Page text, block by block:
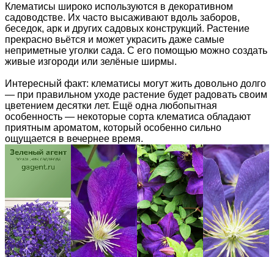
Клематисы широко используются в декоративном
садоводстве. Их часто высаживают вдоль заборов,
беседок, арк и других садовых конструкций. Растение
прекрасно вьётся и может украсить даже самые
неприметные уголки сада. С его помощью можно создать
живые изгороди или зелёные ширмы.
Интересный факт: клематисы могут жить довольно долго
— при правильном уходе растение будет радовать своим
цветением десятки лет. Ещё одна любопытная
особенность — некоторые сорта клематиса обладают
приятным ароматом, который особенно сильно
ощущается в вечернее время.